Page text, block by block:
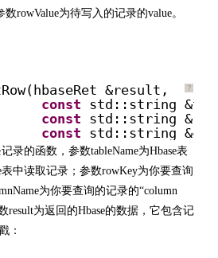
rowValue为待写入的记录的value。
?
&result,
const std::string
const std::string
const std::string
录的函数，参数tableName为Hbase表
中读取记录；参数rowKey为你要查询
为你要查询的记录的“column
result为返回的Hbase的数据，它包含记
：